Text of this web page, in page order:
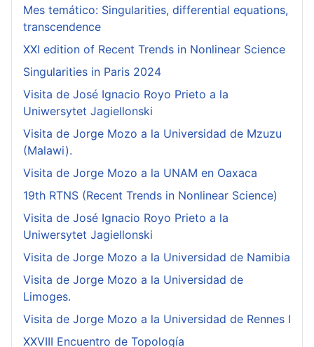
Mes temático: Singularities, differential equations,
transcendence
XXI edition of Recent Trends in Nonlinear Science
Singularities in Paris 2024
Visita de José Ignacio Royo Prieto a la
Uniwersytet Jagiellonski
Visita de Jorge Mozo a la Universidad de Mzuzu
(Malawi).
Visita de Jorge Mozo a la UNAM en Oaxaca
19th RTNS (Recent Trends in Nonlinear Science)
Visita de José Ignacio Royo Prieto a la
Uniwersytet Jagiellonski
Visita de Jorge Mozo a la Universidad de Namibia
Visita de Jorge Mozo a la Universidad de
Limoges.
Visita de Jorge Mozo a la Universidad de Rennes I
XXVIII Encuentro de Topología